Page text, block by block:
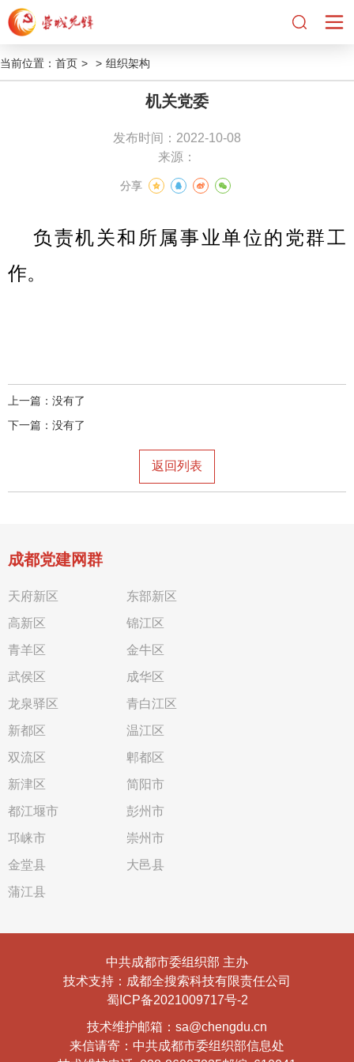
当前位置： 首页 > > 组织架构
机关党委
发布时间：2022-10-08
来源：
分享
负责机关和所属事业单位的党群工
作。
上一篇：没有了
下一篇：没有了
返回列表
成都党建网群
天府新区
东部新区
高新区
锦江区
青羊区
金牛区
武侯区
成华区
龙泉驿区
青白江区
新都区
温江区
双流区
郫都区
新津区
简阳市
都江堰市
彭州市
邛崃市
崇州市
金堂县
大邑县
蒲江县
中共成都市委组织部 主办
技术支持：成都全搜索科技有限责任公司
蜀ICP备2021009717号-2
技术维护邮箱：sa@chengdu.cn
来信请寄：中共成都市委组织部信息处